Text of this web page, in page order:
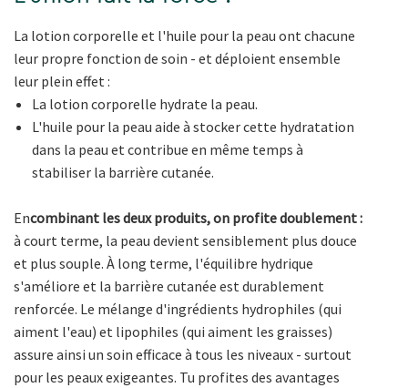
La lotion corporelle et l'huile pour la peau ont chacune
leur propre fonction de soin - et déploient ensemble
leur plein effet :
La lotion corporelle hydrate la peau.
L'huile pour la peau aide à stocker cette hydratation
dans la peau et contribue en même temps à
stabiliser la barrière cutanée.
Encombinant les deux produits, on profite doublement :
à court terme, la peau devient sensiblement plus douce
et plus souple. À long terme, l'équilibre hydrique
s'améliore et la barrière cutanée est durablement
renforcée. Le mélange d'ingrédients hydrophiles (qui
aiment l'eau) et lipophiles (qui aiment les graisses)
assure ainsi un soin efficace à tous les niveaux - surtout
pour les peaux exigeantes. Tu profites des avantages